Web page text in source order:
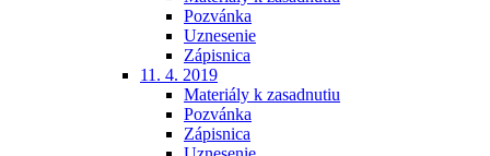
Pozvánka
Uznesenie
Zápisnica
11. 4. 2019
Materiály k zasadnutiu
Pozvánka
Zápisnica